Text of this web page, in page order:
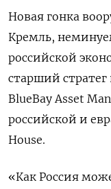
Новая гонка
Кремль,
российской
старший
BlueBay Asset
российской и
House.
«Как Россия